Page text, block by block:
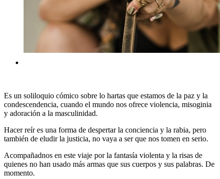
Es un soliloquio cómico sobre lo hartas que estamos de la paz y la
condescendencia, cuando el mundo nos ofrece violencia, misoginia
y adoración a la masculinidad.
Hacer reír es una forma de despertar la conciencia y la rabia, pero
también de eludir la justicia, no vaya a ser que nos tomen en serio.
Acompañadnos en este viaje por la fantasía violenta y la risas de
quienes no han usado más armas que sus cuerpos y sus palabras. De
momento.